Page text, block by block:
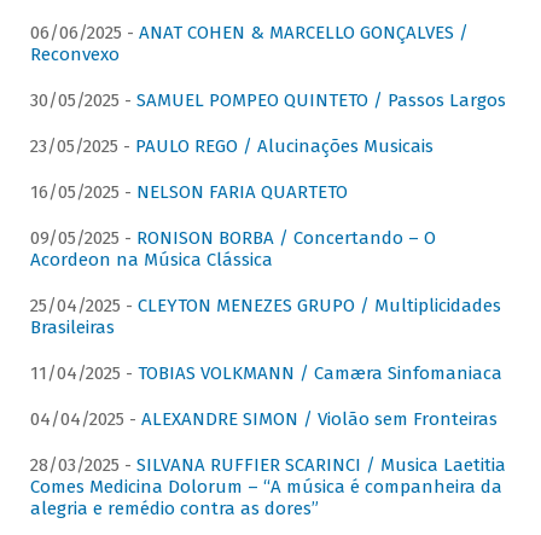
06/06/2025 - ANAT COHEN & MARCELLO GONÇALVES /
Reconvexo
30/05/2025 - SAMUEL POMPEO QUINTETO / Passos Largos
23/05/2025 - PAULO REGO / Alucinações Musicais
16/05/2025 - NELSON FARIA QUARTETO
09/05/2025 - RONISON BORBA / Concertando – O
Acordeon na Música Clássica
25/04/2025 - CLEYTON MENEZES GRUPO / Multiplicidades
Brasileiras
11/04/2025 - TOBIAS VOLKMANN / Camæra Sinfomaniaca
04/04/2025 - ALEXANDRE SIMON / Violão sem Fronteiras
28/03/2025 - SILVANA RUFFIER SCARINCI / Musica Laetitia
Comes Medicina Dolorum – “A música é companheira da
alegria e remédio contra as dores”